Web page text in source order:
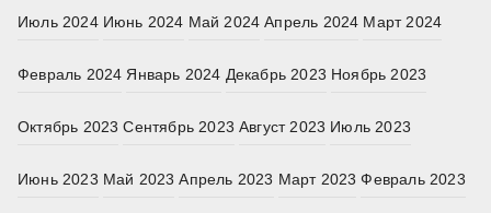
Июль 2024 Июнь 2024 Май 2024 Апрель 2024 Март 2024
Февраль 2024 Январь 2024 Декабрь 2023 Ноябрь 2023
Октябрь 2023 Сентябрь 2023 Август 2023 Июль 2023
Июнь 2023 Май 2023 Апрель 2023 Март 2023 Февраль 2023